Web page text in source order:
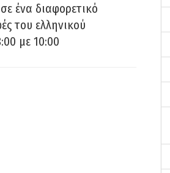
ένα διαφορετικό
του ελληνικού
με 10:00